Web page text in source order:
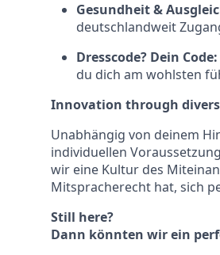
Gesundheit &
deutschlandweit
Dresscode? Dein Code:
du dich am wohlsten
Innovation through
Unabhängig von deinem
individuellen
wir eine Kultur des
Mitspracherecht hat, sich
Still here?
Dann könnten wir ein